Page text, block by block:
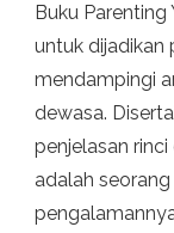
Buku Parenting
untuk dijadikan
mendampingi
dewasa.
penjelasan
adalah